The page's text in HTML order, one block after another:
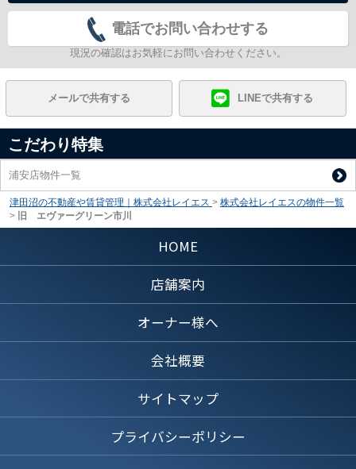
電話でお問い合わせする
現況の確認はお気軽にお問い合わせください。
メールで共有する LINEで共有する
こだわり特集
浦安店物件一覧
津田沼の不動産や賃貸管理｜株式会社レイエス > 株式会社レイエスの物件一覧
>
旧 エヴァーグリーン市川
HOME
店舗案内
オーナー様へ
会社概要
サイトマップ
プライバシーポリシー